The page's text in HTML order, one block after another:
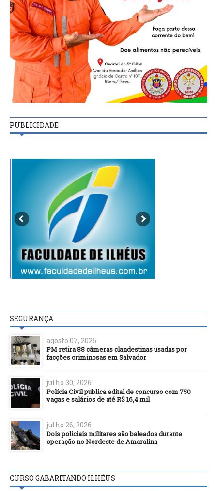
PUBLICIDADE
SEGURANÇA
agosto 07, 2026
PM retira 88 câmeras clandestinas usadas por
facções criminosas em Salvador
julho 30, 2026
Polícia Civil publica edital de concurso com 750
vagas e salários de até R$ 16,4 mil
julho 26, 2026
Dois policiais militares são baleados durante
operação no Nordeste de Amaralina
CURSO GABARITANDO ILHÉUS